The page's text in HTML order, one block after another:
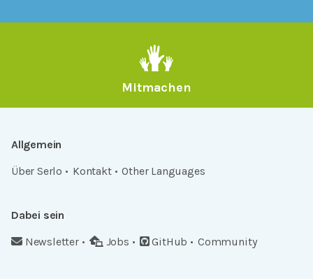
Mitmachen
Allgemein
Über Serlo
Kontakt Other Languages
Dabei sein
Newsletter
Jobs GitHub Community